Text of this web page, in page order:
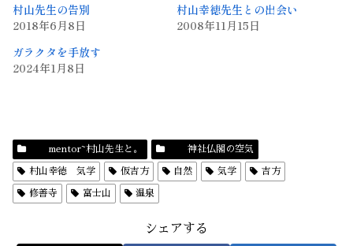
村山先生の告別
2018年6月8日
村山幸徳先生との出会い
2008年11月15日
ガラクタを手放す
2024年1月8日
mentor~村山先生と。 神社仏閣の空気
村山幸徳 気学 仮吉方 自然 気学 吉方
修善寺 富士山 温泉
シェアする